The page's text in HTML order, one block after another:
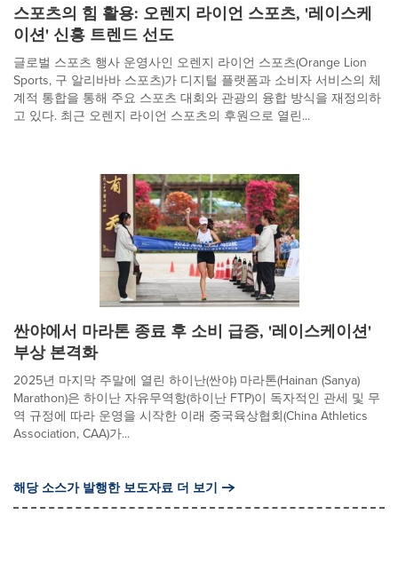
스포츠의 힘 활용: 오렌지 라이언 스포츠, '레이스케
이션' 신흥 트렌드 선도
글로벌 스포츠 행사 운영사인 오렌지 라이언 스포츠(Orange Lion
Sports, 구 알리바바 스포츠)가 디지털 플랫폼과 소비자 서비스의 체
계적 통합을 통해 주요 스포츠 대회와 관광의 융합 방식을 재정의하
고 있다. 최근 오렌지 라이언 스포츠의 후원으로 열린...
싼야에서 마라톤 종료 후 소비 급증, '레이스케이션'
부상 본격화
2025년 마지막 주말에 열린 하이난(싼야) 마라톤(Hainan (Sanya)
Marathon)은 하이난 자유무역항(하이난 FTP)이 독자적인 관세 및 무
역 규정에 따라 운영을 시작한 이래 중국육상협회(China Athletics
Association, CAA)가...
해당 소스가 발행한 보도자료 더 보기